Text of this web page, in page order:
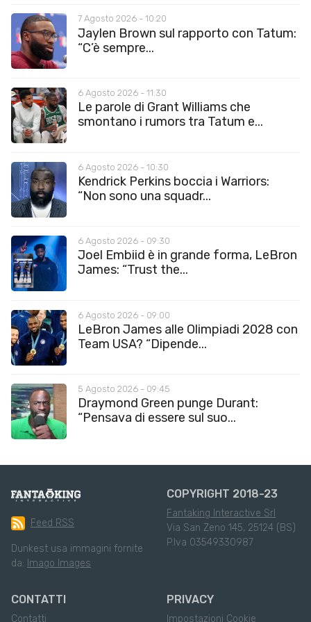
7 Agosto 2026 - 10:20
Jaylen Brown sul rapporto con Tatum:
“C’è sempre...
6 Agosto 2026 - 11:30
Le parole di Grant Williams che
smontano i rumors tra Tatum e...
6 Agosto 2026 - 10:30
Kendrick Perkins boccia i Warriors:
“Non sono una squadr...
6 Agosto 2026 - 09:30
Joel Embiid è in grande forma, LeBron
James: “Trust the...
6 Agosto 2026 - 09:00
LeBron James alle Olimpiadi 2028 con
Team USA? “Dipende...
5 Agosto 2026 - 09:45
Draymond Green punge Durant:
“Pensava di essere sul suo...
Feed RSS
Dunkest usa immagini fornite
da: Imago Images
COPYRIGHT 2018-23
Fantaking Interactive Srl
Via San Zeno 145, 25124 (BS)
P.Iva 03549330987
CONTATTI
Contatti
PRIVACY
Impostazioni Cookie